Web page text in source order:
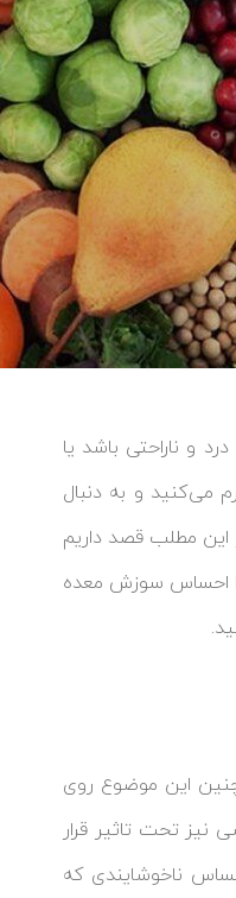
و ناراحتی باشد یا
می‌کنید و به دنبال
این مطلب قصد داریم
احساس سوزش معده
این موضوع روی
تحت تاثیر قرار
ناخوشایندی که